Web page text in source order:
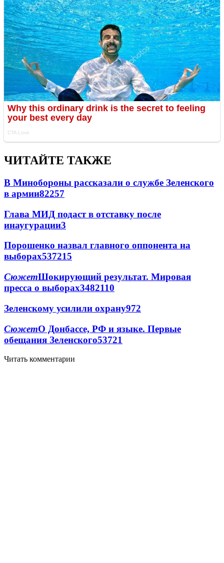
ЧИТАЙТЕ ТАКЖЕ
В Минобороны рассказали о службе Зеленского
в армии82257
Глава МИД подаст в отставку после
инаугурации3
Порошенко назвал главного оппонента на
выборах537215
СюжетШокирующий результат. Мировая
пресса о выборах3482110
Зеленскому усилили охрану972
СюжетО Донбассе, РФ и языке. Первые
обещания Зеленского53721
Читать комментарии